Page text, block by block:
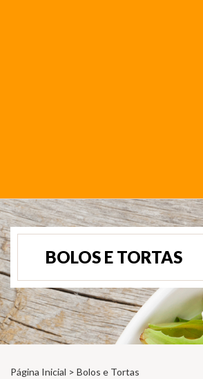
BOLOS E TORTAS
Página Inicial > Bolos e Tortas